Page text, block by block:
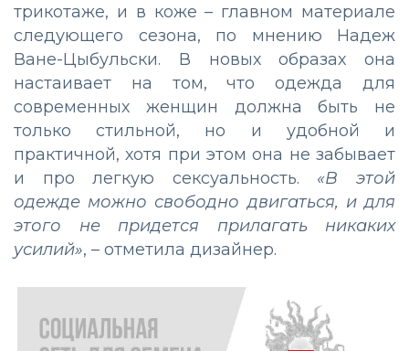
трикотаже, и в коже – главном материале
следующего сезона, по мнению Надеж
Ване-Цыбульски. В новых образах она
настаивает на том, что одежда для
современных женщин должна быть не
только стильной, но и удобной и
практичной, хотя при этом она не забывает
и про легкую сексуальность. «В этой
одежде можно свободно двигаться, и для
этого не придется прилагать никаких
усилий», – отметила дизайнер.